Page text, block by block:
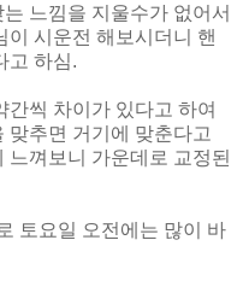
느낌을 지울수가 없어서
이 시운전 해보시더니 핸
고 하심.
간씩 차이가 있다고 하여
맞추면 거기에 맞춘다고
껴보니 가운데로 교정된
토요일 오전에는 많이 바